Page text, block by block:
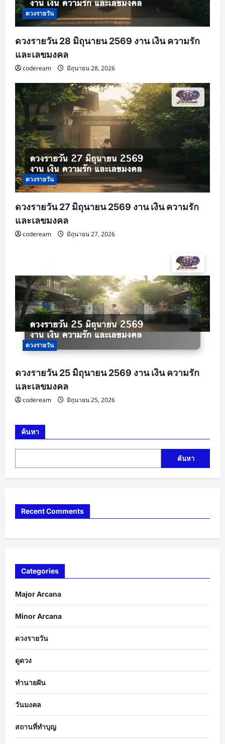
ดวงรายวัน
ดวงรายวัน 28 มิถุนายน 2569 งาน เงิน ความรัก
และเลขมงคล
codeream มิถุนายน 28, 2026
ดวงรายวัน
ดวงรายวัน 27 มิถุนายน 2569 งาน เงิน ความรัก
และเลขมงคล
codeream มิถุนายน 27, 2026
ดวงรายวัน
ดวงรายวัน 25 มิถุนายน 2569 งาน เงิน ความรัก
และเลขมงคล
codeream มิถุนายน 25, 2026
ค้นหา
ค้นหา
Recent Comments
Categories
Major Arcana
Minor Arcana
ดวงรายวัน
ดูดวง
ทำนายฝัน
วันมงคล
สถานที่ทำบุญ